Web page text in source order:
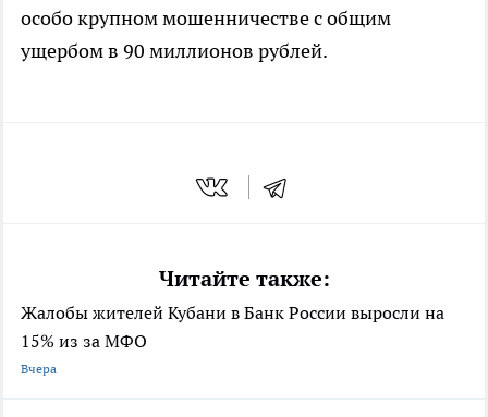
особо крупном мошенничестве с общим
ущербом в 90 миллионов рублей.
Читайте также:
Жалобы жителей Кубани в Банк России выросли на
15% из за МФО
Вчера